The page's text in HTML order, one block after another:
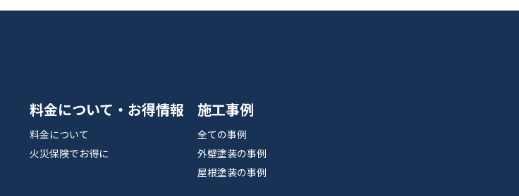
料金について・お得情報
料金について
火災保険でお得に
施工事例
全ての事例
外壁塗装の事例
屋根塗装の事例